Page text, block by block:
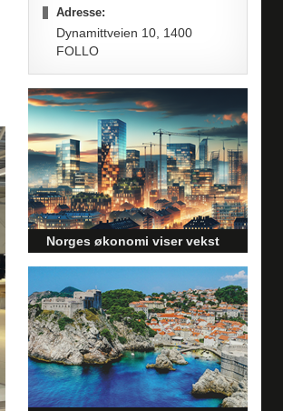
Adresse:
Dynamittveien 10, 1400
FOLLO
Norges økonomi viser vekst
og påvirker byggebransjen
Den norske økonomien har vist
jevn vekst de siste tre kvartalene,
noe som skaper optimisme på
tvers av ulike sektorer.
Byggebransjen er spesielt godt
posisjonert til å dra nytte av denne
økonomiske oppgangen.